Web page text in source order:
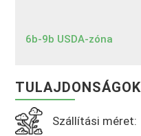
6b-9b USDA-zóna
TULAJDONSÁGOK
Szállítási méret: